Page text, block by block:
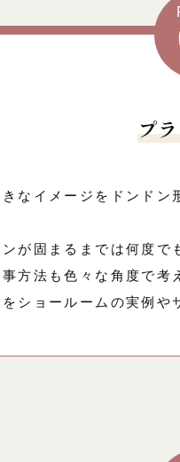
プ
なイメージをドンドン
が固まるまでは何度で
方法も色々な角度で考
ショールームの実例や